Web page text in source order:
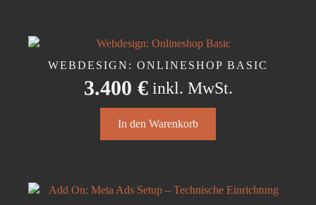
auf.
Die
können
auf
Produktseite
WEBDESIGN: ONLINESHOP BASIC
3.400 € inkl. MwSt.
In den Warenkorb